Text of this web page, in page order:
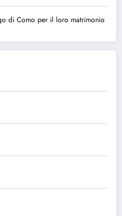
di Como per il loro matrimonio